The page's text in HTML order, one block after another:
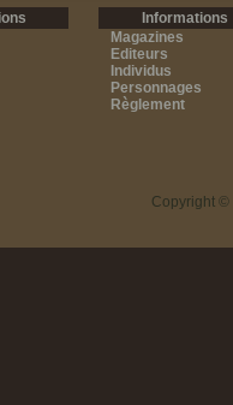
Informations
Magazines
Editeurs
Individus
Personnages
Règlement
Copyright ©